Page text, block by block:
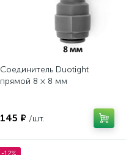
Соединитель Duotight
прямой 8 × 8 мм
145 ₽ /шт.